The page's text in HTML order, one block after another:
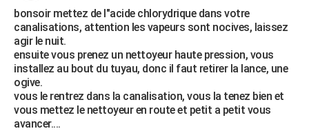
bonsoir mettez de l"acide chlorydrique dans votre
canalisations, attention les vapeurs sont nocives, laissez
agir le nuit.
ensuite vous prenez un nettoyeur haute pression, vous
installez au bout du tuyau, donc il faut retirer la lance, une
ogive.
vous le rentrez dans la canalisation, vous la tenez bien et
vous mettez le nettoyeur en route et petit a petit vous
avancer....